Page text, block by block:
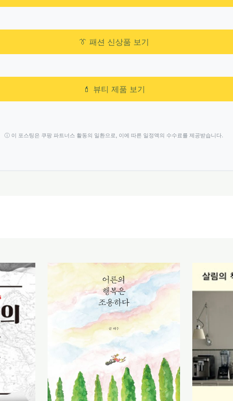
👔 패션 신상품 보기
💄 뷰티 제품 보기
ⓘ 이 포스팅은 쿠팡 파트너스 활동의 일환으로, 이에 따른 일정액의 수수료를 제공받습니다.